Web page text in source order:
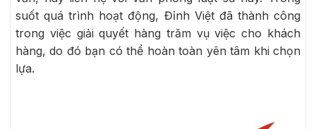
suốt quá trình hoạt động, Đỉnh Việt đã thành công
trong việc giải quyết hàng trăm vụ việc cho khách
hàng, do đó bạn có thể hoàn toàn yên tâm khi chọn
lựa.